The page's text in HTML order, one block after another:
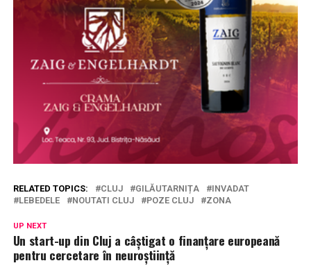
RELATED TOPICS: CLUJ GILĂUTARNIȚA
INVADAT
LEBEDELE
NOUTATI CLUJ POZE CLUJ ZONA
UP NEXT
Un start-up din Cluj a câștigat o finanțare europeană
pentru cercetare în neuroștiință